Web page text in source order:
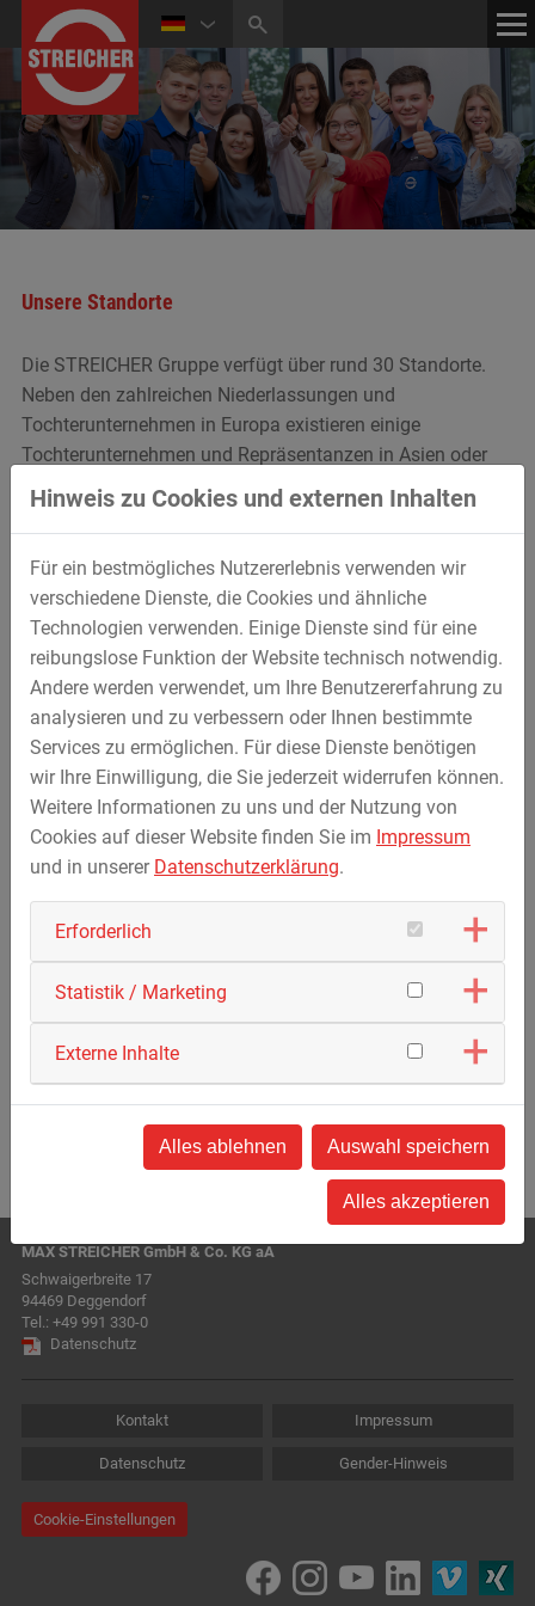
HOME KONTAKT
MEDIATHEK
Unsere Standorte
Die STREICHER Gruppe verfügt über rund 30 Standorte.
Neben den zahlreichen Niederlassungen und
Tochterunternehmen in Europa existieren einige
Tochterunternehmen und Repräsentanzen in Asien oder
Amerika.
MAX STREICHER GmbH & Co. KG aA
Schwaigerbreite 17
94469 Deggendorf
Tel.: +49 991 330-0
Datenschutz
Kontakt Impressum
Datenschutz Gender-Hinweis
Cookie-Einstellungen
Hinweis zu Cookies und externen Inhalten
Für ein bestmögliches Nutzererlebnis verwenden wir
verschiedene Dienste, die Cookies und ähnliche
Technologien verwenden. Einige Dienste sind für eine
reibungslose Funktion der Website technisch notwendig.
Andere werden verwendet, um Ihre Benutzererfahrung zu
analysieren und zu verbessern oder Ihnen bestimmte
Services zu ermöglichen. Für diese Dienste benötigen
wir Ihre Einwilligung, die Sie jederzeit widerrufen können.
Weitere Informationen zu uns und der Nutzung von
Cookies auf dieser Website finden Sie im Impressum
und in unserer Datenschutzerklärung.
Erforderlich
Statistik / Marketing
Externe Inhalte
Alles ablehnen Auswahl speichern
Alles akzeptieren